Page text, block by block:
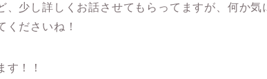
、少し詳しくお話させてもらってますが、何か気
くださいね！
す！！